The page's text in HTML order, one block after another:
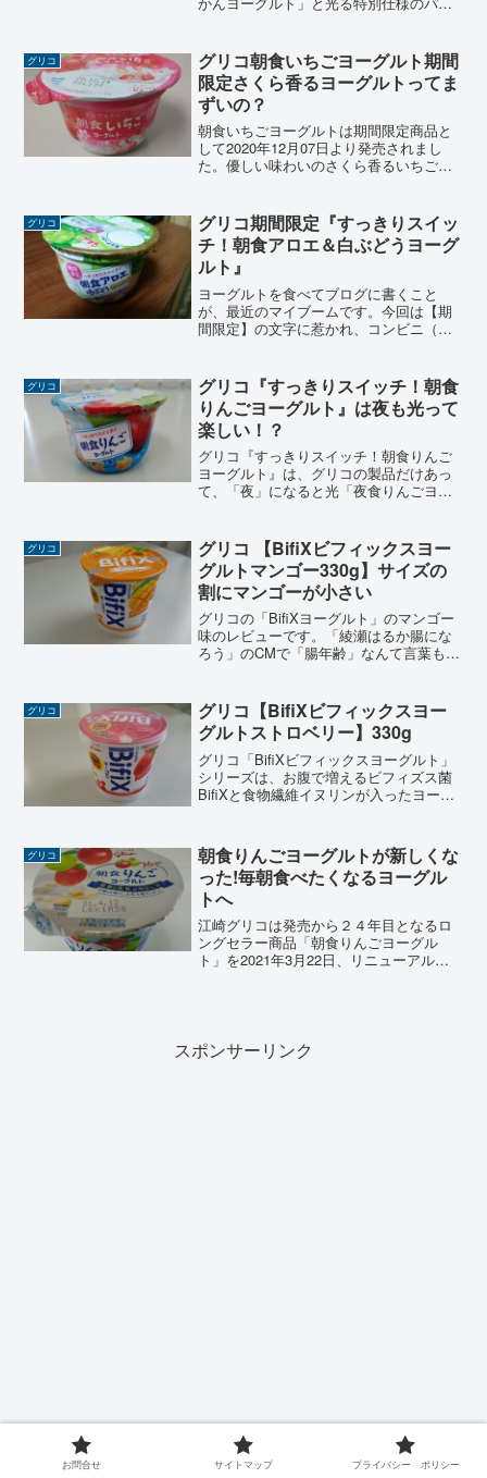
でも堂々食べられるように遊び心あるヨ
ーグルトです。
グリコ
グリコ朝食いちごヨーグルト期間
限定さくら香るヨーグルトってま
ずいの？
朝食いちごヨーグルトは期間限定商品と
して2020年12月07日より発売されまし
た。優しい味わいのさくら香るいちごの
ほんとうに「さくらの香り」が感じられ
るヨーグルトです。...
グリコ
グリコ期間限定『すっきりスイッ
チ！朝食アロエ＆白ぶどうヨーグ
ルト』
ヨーグルトを食べてブログに書くこと
が、最近のマイブームです。今回は【期
間限定】の文字に惹かれ、コンビニ（セ
す 。このヨーグルトはグリコのホームペ
ージでは『朝食りんごヨ...
グリコ
グリコ『すっきりスイッチ！朝食
りんごヨーグルト』は夜も光って
楽しい！？
グリコ『すっきりスイッチ！朝食りんご
ヨーグルト』は、グリコの製品だけあっ
て、「夜」になると光「夜食りんごヨー
きりりんご姫の謎」といったゲームな
ど、ヨーグルトを食べる以外...
グリコ
グリコ 【BifiXビフィックスヨー
グルトマンゴー330g】サイズの
割にマンゴーが小さい
グリコの「BifiXヨーグルト」のマンゴー
味のレビューです。「綾瀬はるか腸にな
ろう」のCMで「腸年齢」なんて言葉も見
ついてのレビューですが、容器の大きさ
の割にマンゴーが小さくショックでし
た。
グリコ
グリコ【BifiXビフィックスヨー
グルトストロベリー】330g
グリコ「BifiXビフィックスヨーグルト」
シリーズは、お腹で増えるビフィズス菌
BifiXと食物繊維イヌリンが入ったヨーグ
ロベリー」のレビュー。
グリコ
朝食りんごヨーグルトが新しくな
った!毎朝食べたくなるヨーグル
トへ
江崎グリコは発売から２４年目となるロ
ングセラー商品「朝食りんごヨーグル
ト」を2021年3月22日、リニューアル発
スポンサーリンク
お問合せ サイトマップ プライバシー ポリシー